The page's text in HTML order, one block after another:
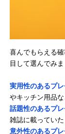
喜んでもらえる確
目して選んでみま
実用性のあるプレ
やキッチン用品
話題性のあるプレ
雑誌に載ってい
意外性のあるプレ